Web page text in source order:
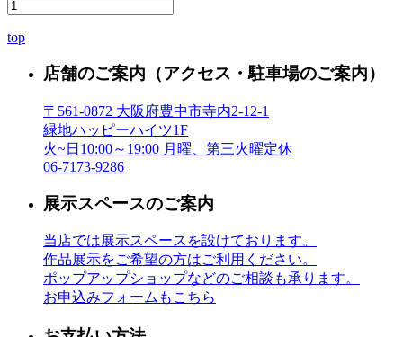
top
店舗のご案内 （アクセス・駐車場のご案内）
〒561-0872 大阪府豊中市寺内2-12-1
緑地ハッピーハイツ1F
火~日10:00～19:00 月曜、第三火曜定休
06-7173-9286
展示スペースのご案内
当店では展示スペースを設けております。
作品展示をご希望の方はご利用ください。
ポップアップショップなどのご相談も承ります。
お申込みフォームもこちら